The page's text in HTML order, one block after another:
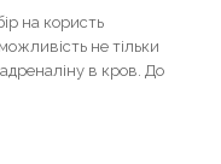
на користь
не тільки
в кров. До